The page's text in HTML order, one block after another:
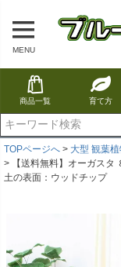
MENU
商品一覧 育て方
TOPページへ
大型 観葉
【送料無料】オーガス
土の表面：ウッドチップ